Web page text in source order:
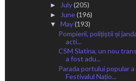
► July(205)
► June(196)
▼ May(193)
Pompierii, polițiștii și
acti...
CSM Slatina, un nou
a fost adu...
Parada portului popular
Festivalul Națio...